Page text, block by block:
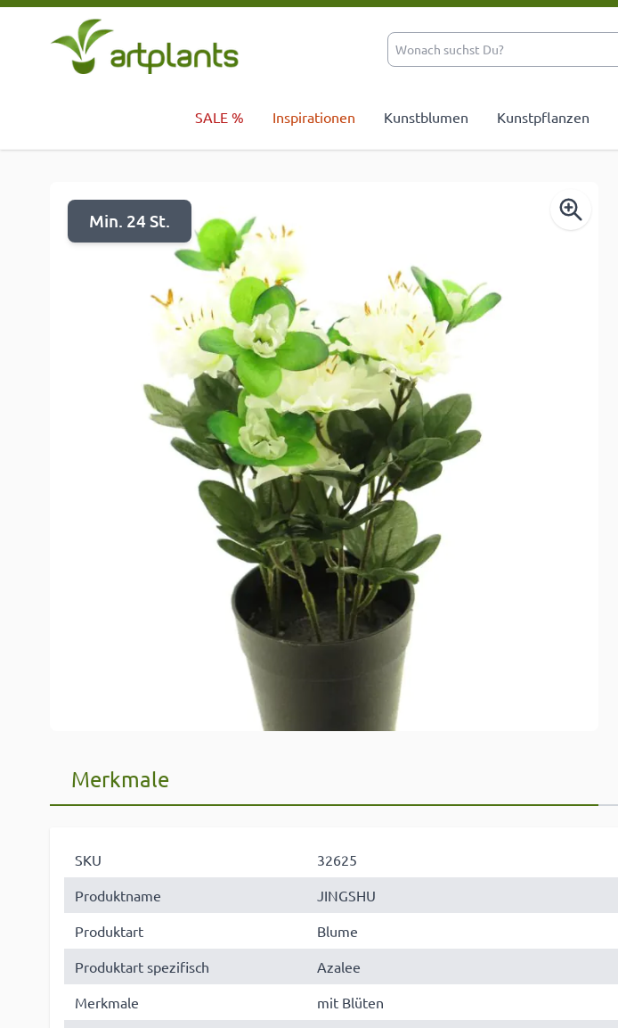
Zum Inhalt springen
SALE % Inspirationen Kunstblumen Kunstpflanzen
Min. 24 St.
Merkmale
SKU
32625
Produktname
JINGSHU
Produktart
Blume
Produktart spezifisch
Azalee
Merkmale
mit Blüten